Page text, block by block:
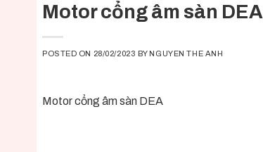
Motor cổng âm sàn DEA
POSTED ON 28/02/2023 BY NGUYEN THE ANH
Motor cổng âm sàn DEA